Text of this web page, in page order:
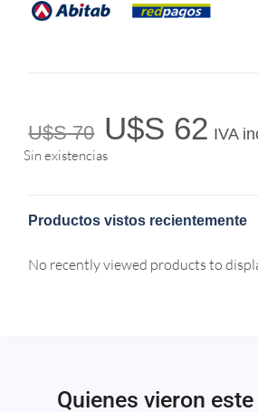
U$S70 U$S 62 IVA
Sin existencias
Productos vistos recientemente
No recently viewed products to
Quienes vieron